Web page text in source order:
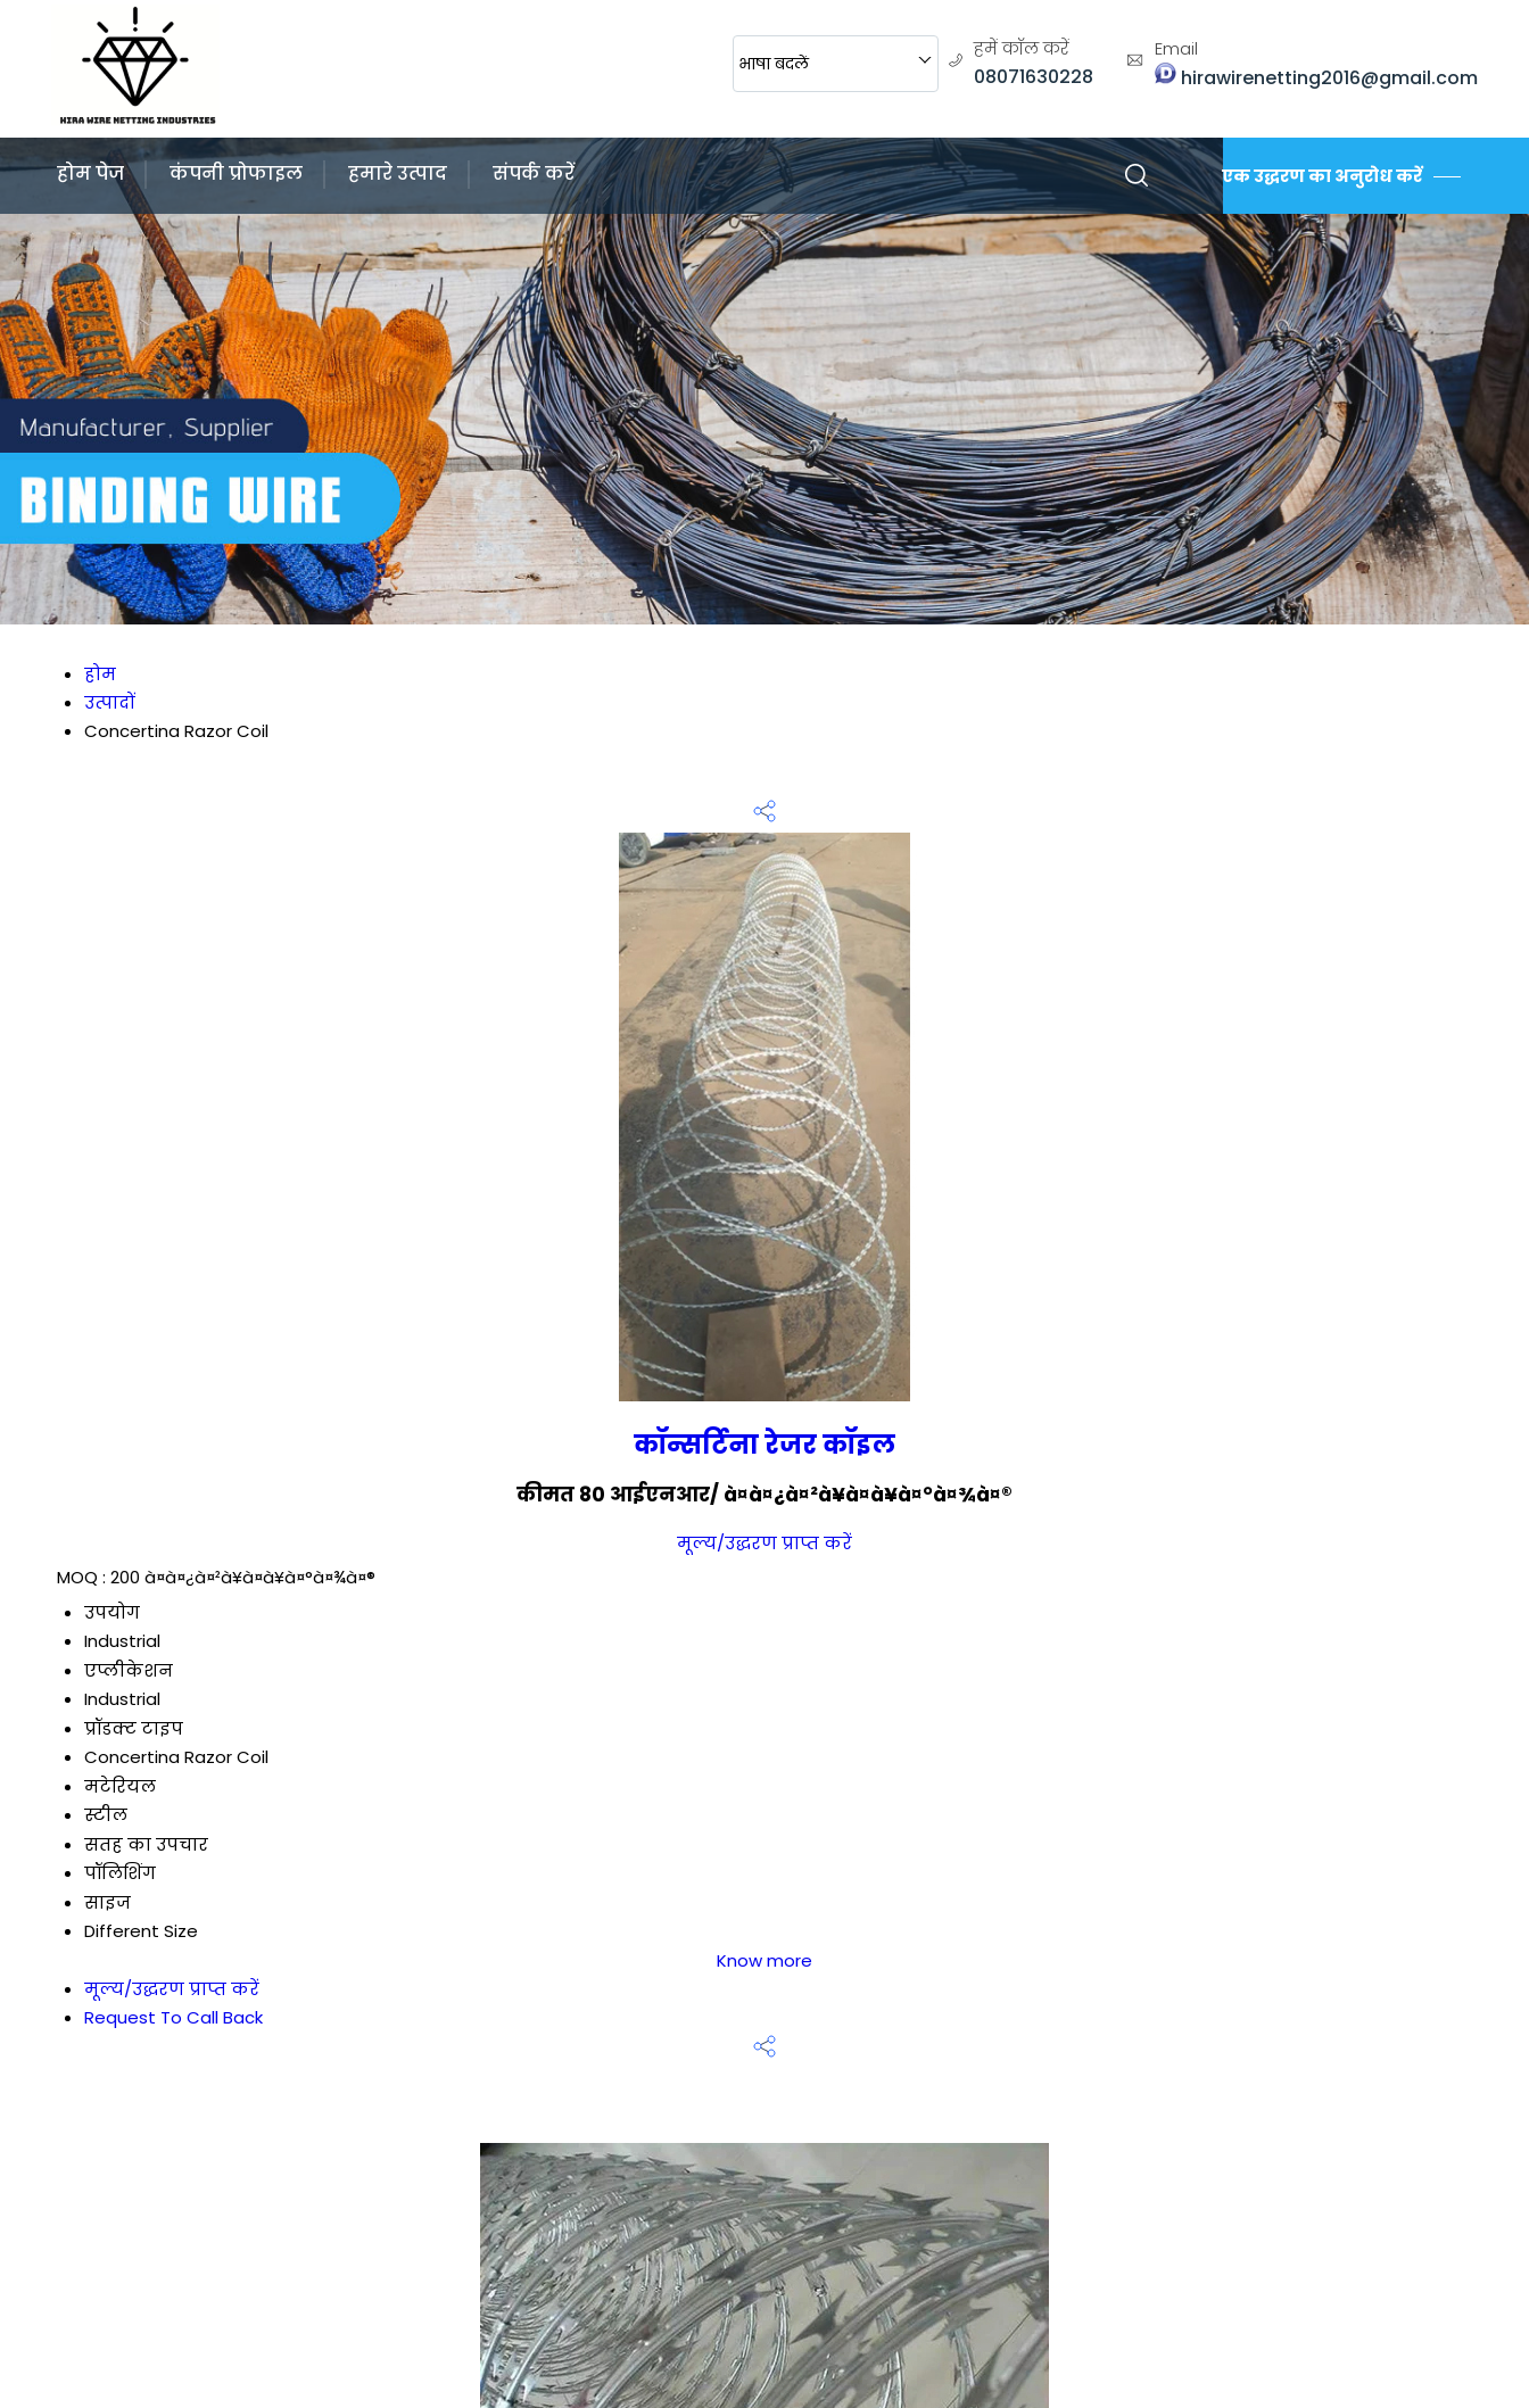
Email
hirawirenetting2016@gmail.com
हमें कॉल करें
08071630228
भाषा बदलें
होम पेज कंपनी प्रोफाइल हमारे उत्पाद संपर्क करें एक उद्धरण का अनुरोध करें
होम
उत्पादों
Concertina Razor Coil
कॉन्सर्टिना रेजर कॉइल
कीमत 80 आईएनआर/ à¤à¤¿à¤²à¥à¤à¥à¤°à¤¾à¤®
मूल्य/उद्धरण प्राप्त करें
MOQ : 200 à¤à¤¿à¤²à¥à¤à¥à¤°à¤¾à¤®
उपयोग
Industrial
एप्लीकेशन
Industrial
प्रॉडक्ट टाइप
Concertina Razor Coil
मटेरियल
स्टील
सतह का उपचार
पॉलिशिंग
साइज
Different Size
Know more
मूल्य/उद्धरण प्राप्त करें
Request To Call Back